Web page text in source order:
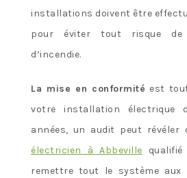
installations doivent être
pour éviter tout risque de
d’incendie.
La mise en conformité est
votre installation électrique
années, un audit peut révéler
électricien à Abbeville
remettre tout le système aux